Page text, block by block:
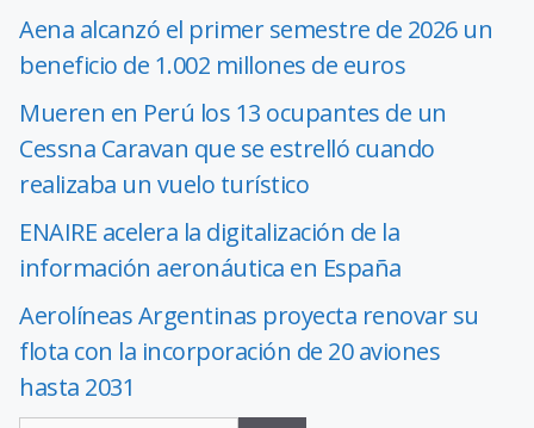
Aena alcanzó el primer semestre de 2026 un
beneficio de 1.002 millones de euros
Mueren en Perú los 13 ocupantes de un
Cessna Caravan que se estrelló cuando
realizaba un vuelo turístico
ENAIRE acelera la digitalización de la
información aeronáutica en España
Aerolíneas Argentinas proyecta renovar su
flota con la incorporación de 20 aviones
hasta 2031